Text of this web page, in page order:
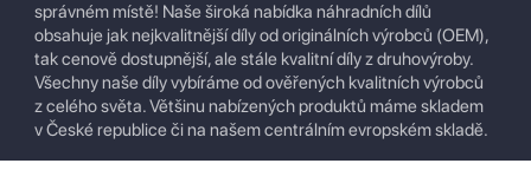
správném místě! Naše široká nabídka náhradních dílů
obsahuje jak nejkvalitnější díly od originálních výrobců (OEM),
tak cenově dostupnější, ale stále kvalitní díly z druhovýroby.
Všechny naše díly vybíráme od ověřených kvalitních výrobců
z celého světa. Většinu nabízených produktů máme skladem
v České republice či na našem centrálním evropském skladě.